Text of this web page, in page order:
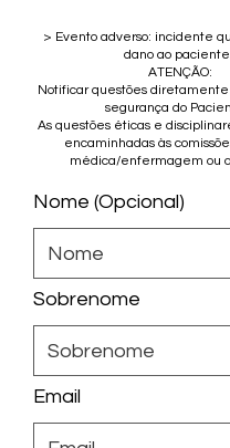
> Evento adverso: incidente
dano ao paciente
ATENÇÃO:
Notificar questões
segurança do
As questões éticas e
encaminhadas às
médica/enfermagem ou o
Nome (Opcional)
Sobrenome
Email